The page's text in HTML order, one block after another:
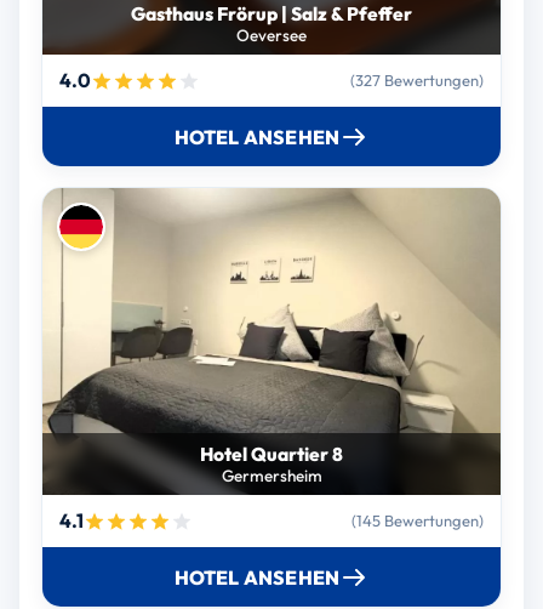
Gasthaus Frörup | Salz & Pfeffer
Oeversee
4.0 (327 Bewertungen)
HOTEL ANSEHEN
Hotel Quartier 8
Germersheim
4.1 (145 Bewertungen)
HOTEL ANSEHEN